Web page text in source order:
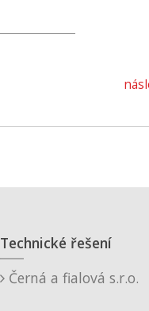
Technické řešení
Černá a fialová s.r.o.